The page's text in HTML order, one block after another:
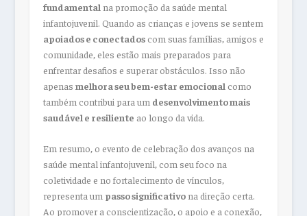
fundamental na promoção da saúde mental
infantojuvenil. Quando as crianças e jovens se sentem
apoiados e conectadoscom suas famílias, amigos e
comunidade, eles estão mais preparados para
enfrentar desafios e superar obstáculos. Isso não
apenas melhora seu bem-estar emocional como
também contribui para um desenvolvimento mais
saudável e resiliente ao longo da vida.
Em resumo, o evento de celebração dos avanços na
saúde mental infantojuvenil, com seu foco na
coletividade e no fortalecimento de vínculos,
representa um passo significativona direção certa.
Ao promover a conscientização, o apoio e a conexão,